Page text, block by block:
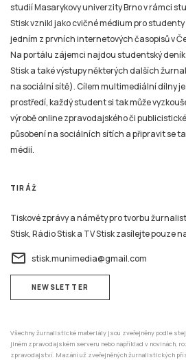
studií Masarykovy univerzity Brno v rámci
Stisk vznikl jako cvičné médium pro studenty
jedním z prvních internetových časopisů v
Na portálu zájemci najdou studentský deník
Stisk a také výstupy některých dalších
na sociální sítě). Cílem multimediální dílny
prostředí, každý student si tak může
výrobě online zpravodajského či
působení na sociálních sítích a připravit se
médií.
TIRÁŽ
Tiskové zprávy a náměty pro tvorbu
Stisk, Rádio Stisk a TV Stisk zasílejte pouze
email stisk.munimedia@gmail.com
NEWSLETTER
Všechny žurnalistické materiály jsou zveřejněny podle
jiném zpravodajském serveru nebo například v novinách,
zpravodajství. Mazání už zveřejněných žurnalistických